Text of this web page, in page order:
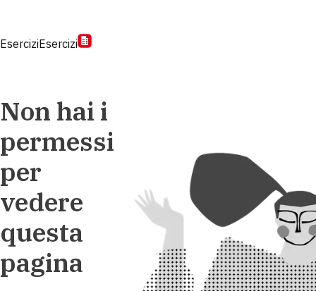
EserciziEsercizi
Non hai i
permessi
per
vedere
questa
pagina